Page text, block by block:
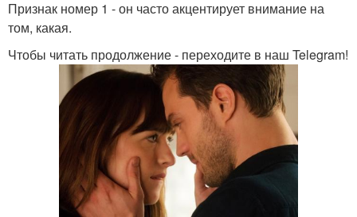
Признак номер 1 - он часто акцентирует внимание на
том, какая.
Чтобы читать продолжение - переходите в наш Telegram!